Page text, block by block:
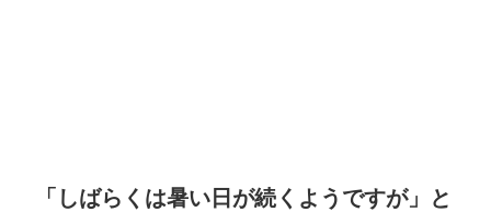
「しばらくは暑い日が続くようですが」と